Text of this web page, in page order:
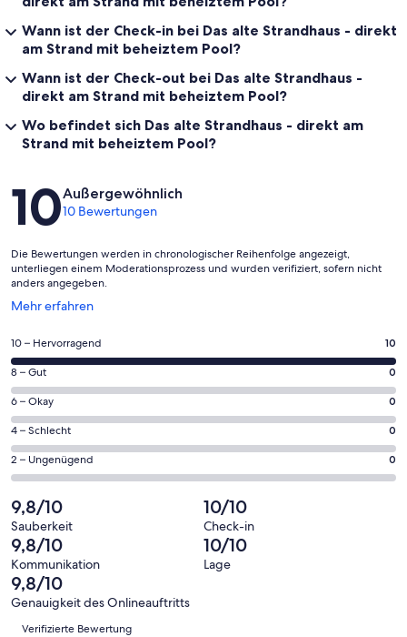
Wann ist der Check-in bei Das alte Strandhaus - direkt
am Strand mit beheiztem Pool?
Wann ist der Check-out bei Das alte Strandhaus -
direkt am Strand mit beheiztem Pool?
Wo befindet sich Das alte Strandhaus - direkt am
Strand mit beheiztem Pool?
Bewertungen
10Außergewöhnlich
10 Bewertungen
Die Bewertungen werden in chronologischer Reihenfolge angezeigt,
unterliegen einem Moderationsprozess und wurden verifiziert, sofern nicht
anders angegeben.
Mehr erfahren
Wird
einem
neuen
Fenster
geöffnet
10
von
insgesamt
10
Gästebewertungen
haben
eine
Bewertung
von
10
-
Hervorragend
10 – Hervorragend 10
0
von
insgesamt
10
Gästebewertungen
haben
Bewertung
von
8
-
Gut
8 – Gut 0
0
von
insgesamt
10
Gästebewertungen
haben
eine
Bewertung
von
6
-
Okay
6 – Okay 0
0
von
insgesamt
Gästebewertungen
haben
eine
Bewertung
von
4
4 – Schlecht 0
0
von
insgesamt
10
Gästebewertungen
haben
eine
Bewertung
2 – Ungenügend 0
9,8/10
Sauberkeit
10/10
Check-in
9,8/10
Kommunikation
10/10
Lage
9,8/10
Genauigkeit des Onlineauftritts
Bewertungen
Verifizierte Bewertung